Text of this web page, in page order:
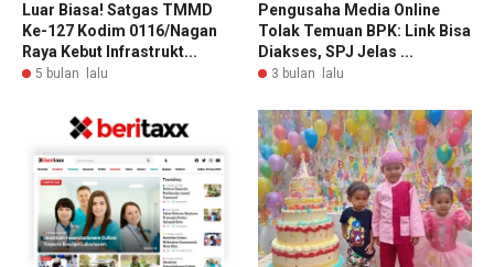
Luar Biasa! Satgas TMMD
Ke-127 Kodim 0116/Nagan
Raya Kebut Infrastrukt...
5 bulan lalu
Pengusaha Media Online
Tolak Temuan BPK: Link Bisa
Diakses, SPJ Jelas ...
3 bulan lalu